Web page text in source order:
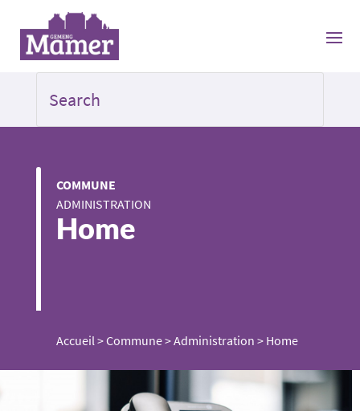
COMMUNE
ADMINISTRATION
Home
Accueil>Commune>Administration > Home